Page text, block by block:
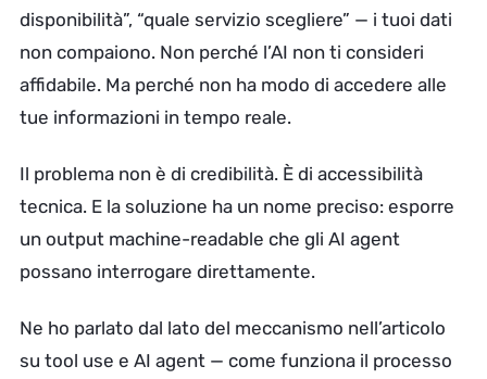
disponibilità”, “quale servizio scegliere” — i tuoi dati
non compaiono. Non perché l’AI non ti consideri
affidabile. Ma perché non ha modo di accedere alle
tue informazioni in tempo reale.
Il problema non è di credibilità. È di accessibilità
tecnica. E la soluzione ha un nome preciso: esporre
un output machine-readable che gli AI agent
possano interrogare direttamente.
Ne ho parlato dal lato del meccanismo nell’articolo
su tool use e AI agent — come funziona il processo